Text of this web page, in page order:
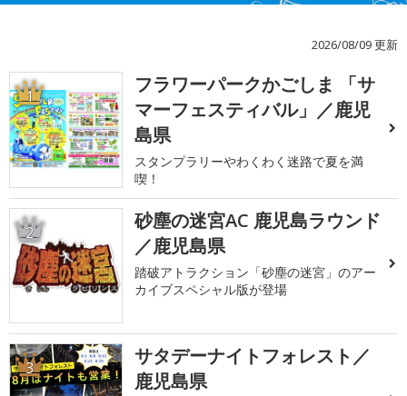
2026/08/09 更新
1
フラワーパークかごしま 「サ
マーフェスティバル」／鹿児
島県
スタンプラリーやわくわく迷路で夏を満
喫！
2
砂塵の迷宮AC 鹿児島ラウンド
／鹿児島県
踏破アトラクション「砂塵の迷宮」のアー
カイブスペシャル版が登場
3
サタデーナイトフォレスト／
鹿児島県